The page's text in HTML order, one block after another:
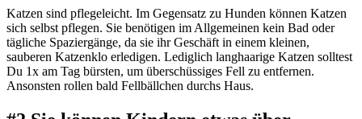
Katzen sind pflegeleicht. Im Gegensatz zu Hunden können Katzen
sich selbst pflegen. Sie benötigen im Allgemeinen kein Bad oder
tägliche Spaziergänge, da sie ihr Geschäft in einem kleinen,
sauberen Katzenklo erledigen. Lediglich langhaarige Katzen solltest
Du 1x am Tag bürsten, um überschüssiges Fell zu entfernen.
Ansonsten rollen bald Fellbällchen durchs Haus.